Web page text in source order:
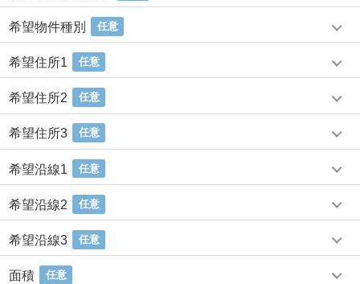
希望物件種別 任意
希望住所1 任意
希望住所2 任意
希望住所3 任意
希望沿線1 任意
希望沿線2 任意
希望沿線3 任意
面積 任意